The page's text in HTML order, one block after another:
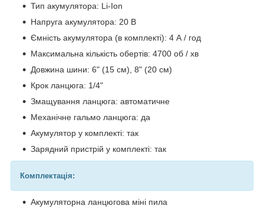
Тип акумулятора: Li-Ion
Напруга акумулятора: 20 В
Ємність акумулятора (в комплекті): 4 А / год
Максимальна кількість обертів: 4700 об / хв
Довжина шини: 6" (15 см), 8" (20 см)
Крок ланцюга: 1/4"
Змащування ланцюга: автоматичне
Механічне гальмо ланцюга: да
Акумулятор у комплекті: так
Зарядний пристрій у комплекті: так
Комплектація:
Акумуляторна ланцюгова міні пила